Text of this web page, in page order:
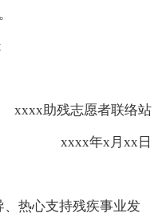
助残志愿者联络站
xxxx年x月xx日
热心支持残疾事业发